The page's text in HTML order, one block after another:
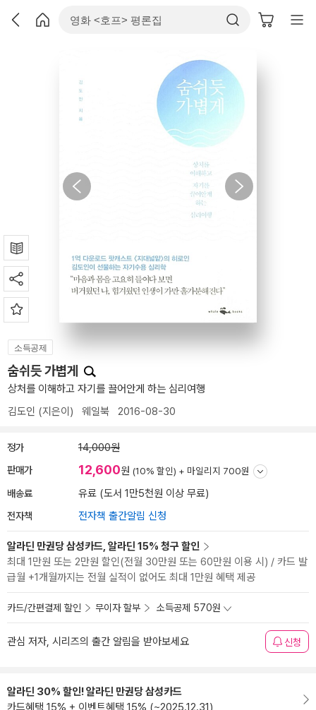
소득공제
숨쉬듯 가볍게
상처를 이해하고 자기를 끌어안게 하는 심리여행
김도인 (지은이) 웨일북 2016-08-30
정가 14,000원
판매가 12,600원 (10% 할인) + 마일리지 700원
배송료 유료 (도서 1만5천원 이상 무료)
전자책 전자책 출간알림 신청
알라딘 만권당 삼성카드, 알라딘 15% 청구 할인
최대 1만원 또는 2만원 할인(전월 30만원 또는 60만원 이용 시) / 카드 발
급월 +1개월까지는 전월 실적이 없어도 최대 1만원 혜택 제공
카드/간편결제 할인 무이자 할부 소득공제 570원
관심 저자, 시리즈의 출간 알림을 받아보세요 신청
알라딘 30% 할인! 알라딘 만권당 삼성카드
카드혜택 15% + 이벤트혜택 15% (~2025.12.31)